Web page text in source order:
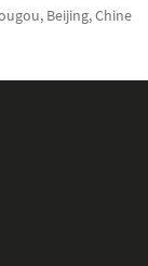
Beijing, Chine